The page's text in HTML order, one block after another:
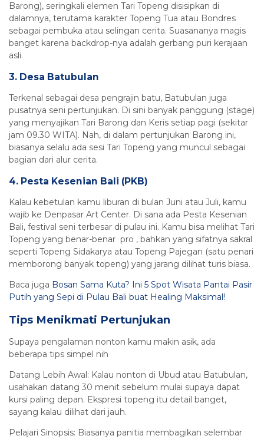
Barong), seringkali elemen Tari Topeng disisipkan di
dalamnya, terutama karakter Topeng Tua atau Bondres
sebagai pembuka atau selingan cerita. Suasananya magis
banget karena backdrop-nya adalah gerbang puri kerajaan
asli.
3. Desa Batubulan
Terkenal sebagai desa pengrajin batu, Batubulan juga
pusatnya seni pertunjukan. Di sini banyak panggung (stage)
yang menyajikan Tari Barong dan Keris setiap pagi (sekitar
jam 09.30 WITA). Nah, di dalam pertunjukan Barong ini,
biasanya selalu ada sesi Tari Topeng yang muncul sebagai
bagian dari alur cerita.
4. Pesta Kesenian Bali (PKB)
Kalau kebetulan kamu liburan di bulan Juni atau Juli, kamu
wajib ke Denpasar Art Center. Di sana ada Pesta Kesenian
Bali, festival seni terbesar di pulau ini. Kamu bisa melihat Tari
Topeng yang benar-benar pro , bahkan yang sifatnya sakral
seperti Topeng Sidakarya atau Topeng Pajegan (satu penari
memborong banyak topeng) yang jarang dilihat turis biasa.
Baca juga Bosan Sama Kuta? Ini 5 Spot Wisata Pantai Pasir
Putih yang Sepi di Pulau Bali buat Healing Maksimal!
Tips Menikmati Pertunjukan
Supaya pengalaman nonton kamu makin asik, ada
beberapa tips simpel nih
Datang Lebih Awal: Kalau nonton di Ubud atau Batubulan,
usahakan datang 30 menit sebelum mulai supaya dapat
kursi paling depan. Ekspresi topeng itu detail banget,
sayang kalau dilihat dari jauh.
Pelajari Sinopsis: Biasanya panitia membagikan selembar